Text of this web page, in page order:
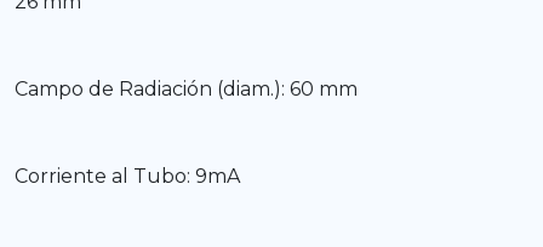
Campo de Radiación (diam.): 60 mm
Corriente al Tubo: 9mA